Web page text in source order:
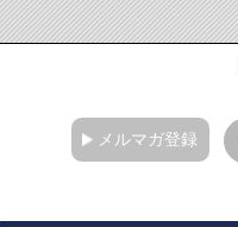
メルマガ登録